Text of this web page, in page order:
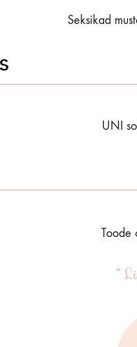
Seksikad
UNI
Toode